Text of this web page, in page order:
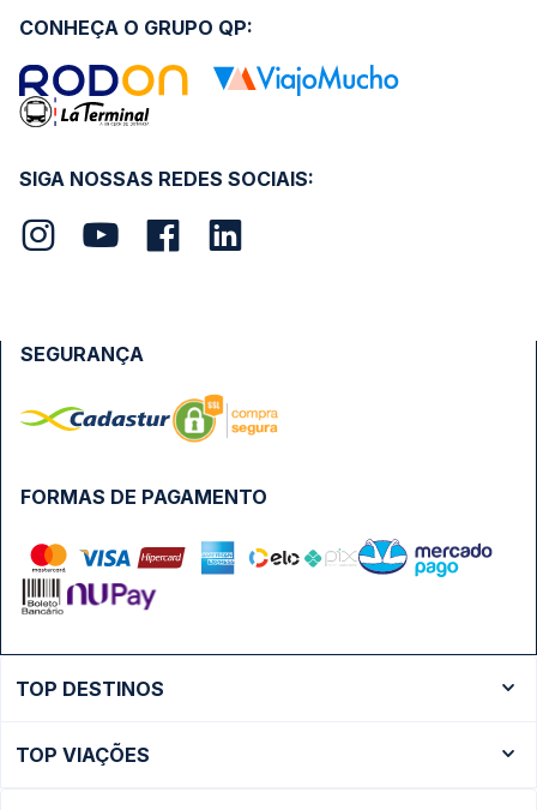
SIGA NOSSAS REDES SOCIAIS:
CONHEÇA O GRUPO QP:
FORMAS DE PAGAMENTO
SEGURANÇA
TOP DESTINOS
Ônibus São Paulo
TOP VIAÇÕES